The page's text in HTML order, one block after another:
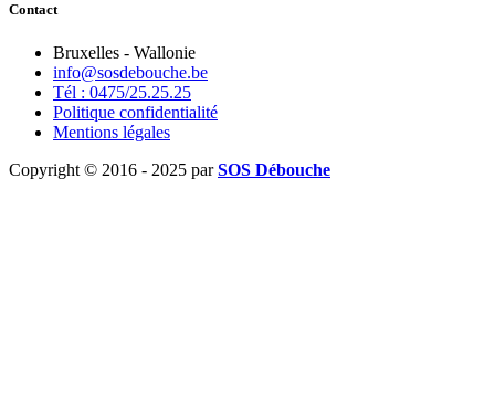
Contact
Bruxelles - Wallonie
info@sosdebouche.be
Tél : 0475/25.25.25
Politique confidentialité
Mentions légales
Copyright © 2016 - 2025 parSOS Débouche